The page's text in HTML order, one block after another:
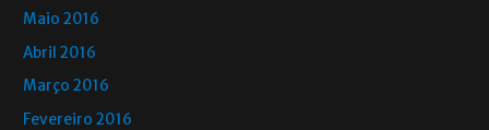
Maio 2016
Abril 2016
Março 2016
Fevereiro 2016